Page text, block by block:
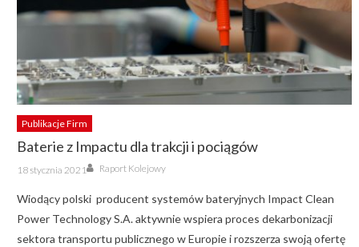
Publikacje Firm
Baterie z Impactu dla trakcji i pociągów
Posted
on
18 stycznia 2021 Author
Raport Kolejowy
Wiodący polski producent systemów bateryjnych Impact Clean
Power Technology S.A. aktywnie wspiera proces dekarbonizacji
sektora transportu publicznego w Europie i rozszerza swoją ofertę